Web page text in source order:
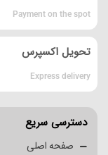
Payment on the spot
تحویل اکسپرس
Express delivery
دسترسی سریع
صفحه اصلی